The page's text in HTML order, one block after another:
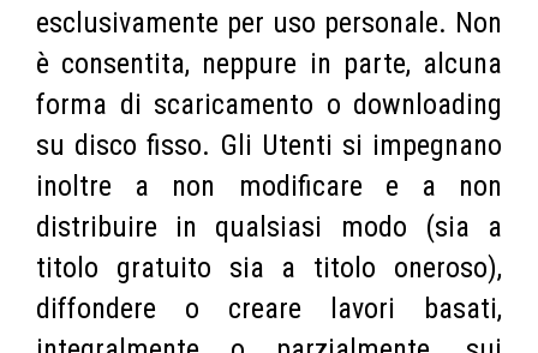
esclusivamente per uso personale. Non
è consentita, neppure in parte, alcuna
forma di scaricamento o downloading
su disco fisso. Gli Utenti si impegnano
inoltre a non modificare e a non
distribuire in qualsiasi modo (sia a
titolo gratuito sia a titolo oneroso),
diffondere o creare lavori basati,